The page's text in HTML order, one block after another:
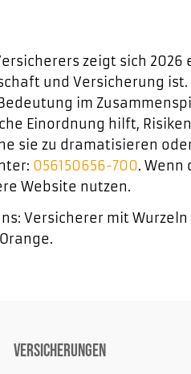
zeigt sich
und Versicherung
im
Einordnung hilft,
sie zu dramatisieren
056150656-700. Wenn
Website nutzen.
Versicherer mit
Versicherungen